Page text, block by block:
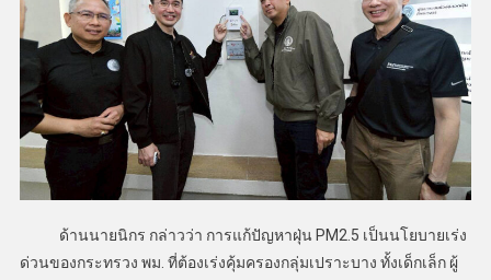
ด้านนายนิกร กล่าวว่า การแก้ปัญหาฝุ่น PM2.5 เป็นนโยบายเร่ง
ด่วนของกระทรวง พม. ที่ต้องเร่งคุ้มครองกลุ่มเปราะบาง ทั้งเด็กเล็ก ผู้